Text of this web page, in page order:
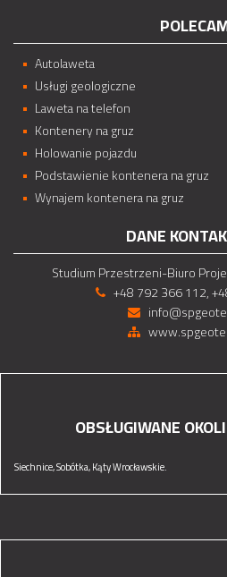
Autolaweta
Usługi geologiczne
Laweta na telefon
Kontenery na gruz
Holowanie pojazdu
Podstawienie kontenera na gruz
Wynajem kontenera na gruz
DANE
Studium Przestrzeni-Biuro
+48 792 366 112,
OBSŁUGIWANE
Siechnice,Sobótka,Kąty Wrocławskie.